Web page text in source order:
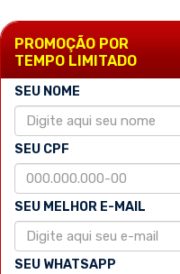
PROMOÇÃO POR
TEMPO LIMITADO
SEU NOME
SEU CPF
SEU MELHOR E-MAIL
SEU WHATSAPP